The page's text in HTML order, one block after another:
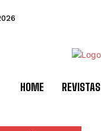
HOME REVISTAS